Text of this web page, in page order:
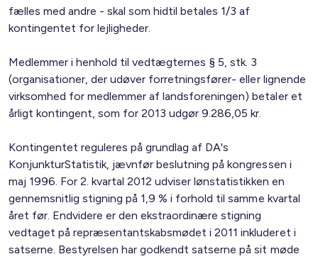
fælles med andre - skal som hidtil betales 1/3 af
kontingentet for lejligheder.
Medlemmer i henhold til vedtægternes § 5, stk. 3
(organisationer, der udøver forretningsfører- eller lignende
virksomhed for medlemmer af landsforeningen) betaler et
årligt kontingent, som for 2013 udgør 9.286,05 kr.
Kontingentet reguleres på grundlag af DA's
KonjunkturStatistik, jævnfør beslutning på kongressen i
maj 1996. For 2. kvartal 2012 udviser lønstatistikken en
gennemsnitlig stigning på 1,9 % i forhold til samme kvartal
året før. Endvidere er den ekstraordinære stigning
vedtaget på repræsentantskabsmødet i 2011 inkluderet i
satserne. Bestyrelsen har godkendt satserne på sit møde